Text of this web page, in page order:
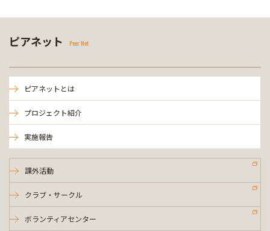
ピアネット Peer Net
ピアネットとは
プロジェクト紹介
実施報告
課外活動
クラブ・サークル
ボランティアセンター